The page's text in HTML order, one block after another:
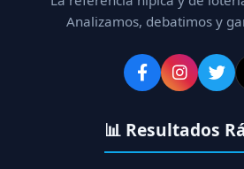
Analizamos, debatimos y
📊 Resultados